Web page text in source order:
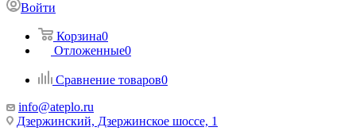
Войти
Корзина0
Отложенные0
Сравнение товаров0
info@ateplo.ru
Дзержинский, Дзержинское шоссе, 1